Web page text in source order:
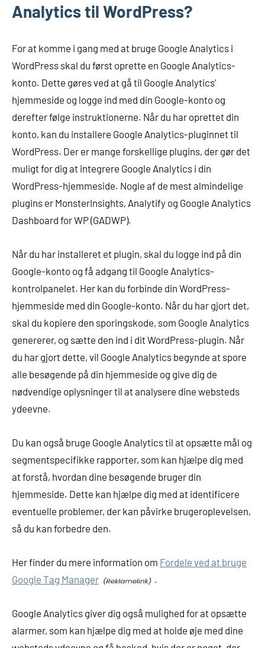
Analytics til WordPress?
For at komme i gang med at bruge Google Analytics i
WordPress skal du først oprette en Google Analytics-
konto. Dette gøres ved at gå til Google Analytics’
hjemmeside og logge ind med din Google-konto og
derefter følge instruktionerne. Når du har oprettet din
konto, kan du installere Google Analytics-pluginnet til
WordPress. Der er mange forskellige plugins, der gør det
muligt for dig at integrere Google Analytics i din
WordPress-hjemmeside. Nogle af de mest almindelige
plugins er MonsterInsights, Analytify og Google Analytics
Dashboard for WP (GADWP).
Når du har installeret et plugin, skal du logge ind på din
Google-konto og få adgang til Google Analytics-
kontrolpanelet. Her kan du forbinde din WordPress-
hjemmeside med din Google-konto. Når du har gjort det,
skal du kopiere den sporingskode, som Google Analytics
genererer, og sætte den ind i dit WordPress-plugin. Når
du har gjort dette, vil Google Analytics begynde at spore
alle besøgende på din hjemmeside og give dig de
nødvendige oplysninger til at analysere dine websteds
ydeevne.
Du kan også bruge Google Analytics til at opsætte mål og
segmentspecifikke rapporter, som kan hjælpe dig med
at forstå, hvordan dine besøgende bruger din
hjemmeside. Dette kan hjælpe dig med at identificere
eventuelle problemer, der kan påvirke brugeroplevelsen,
så du kan forbedre den.
Her finder du mere information om Fordele ved at bruge
Google Tag Manager
.
Google Analytics giver dig også mulighed for at opsætte
alarmer, som kan hjælpe dig med at holde øje med dine